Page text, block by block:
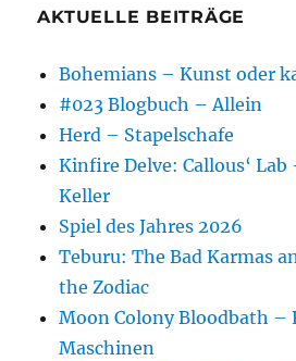
AKTUELLE BEITRÄGE
Bohemians – Kunst oder
#023 Blogbuch – Allein
Herd – Stapelschafe
Kinfire Delve: Callous‘
Keller
Spiel des Jahres 2026
Teburu: The Bad Karmas
the Zodiac
Moon Colony Bloodbath –
Maschinen